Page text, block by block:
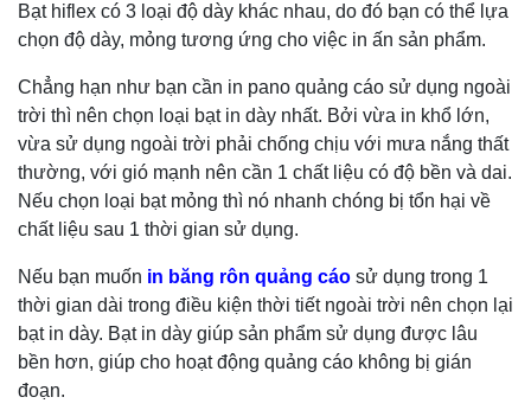
Bạt hiflex có 3 loại độ dày khác nhau, do đó bạn có thể lựa
chọn độ dày, mỏng tương ứng cho việc in ấn sản phẩm.
Chẳng hạn như bạn cần in pano quảng cáo sử dụng ngoài
trời thì nên chọn loại bạt in dày nhất. Bởi vừa in khổ lớn,
vừa sử dụng ngoài trời phải chống chịu với mưa nắng thất
thường, với gió mạnh nên cần 1 chất liệu có độ bền và dai.
Nếu chọn loại bạt mỏng thì nó nhanh chóng bị tổn hại về
chất liệu sau 1 thời gian sử dụng.
Nếu bạn muốn in băng rôn quảng cáo sử dụng trong 1
thời gian dài trong điều kiện thời tiết ngoài trời nên chọn lại
bạt in dày. Bạt in dày giúp sản phẩm sử dụng được lâu
bền hơn, giúp cho hoạt động quảng cáo không bị gián
đoạn.